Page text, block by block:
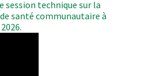
session technique sur la
santé communautaire à